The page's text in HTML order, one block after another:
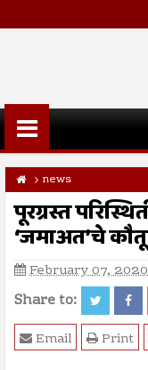
news
पूरग्रस्त
‘जमाअत’चे
February 07, 2020
Share to:
Print
Email